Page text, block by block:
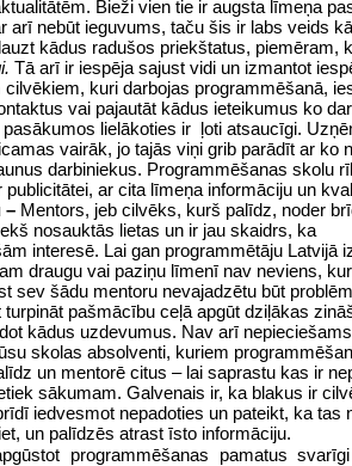
Bieži vien tie ir augsta līmeņa
arī nebūt ieguvums, taču šis ir labs veids
kādus radušos priekštatus, piemēram,
Tā arī ir iespēja sajust vidi un izmantot
cilvēkiem, kuri darbojas programmēšanā,
vai pajautāt kādus ieteikumus ko
lielākoties ir ļoti atsaucīgi.
vairāk, jo tajās viņi grib parādīt ar ko
darbiniekus. Programmēšanas skolu
ar cita līmeņa informāciju un
– Mentors, jeb cilvēks, kurš palīdz, noder
nosauktās lietas un ir jau skaidrs, ka
interesē. Lai gan programmētāju Latvijā
draugu vai paziņu līmenī nav neviens,
sev šādu mentoru nevajadzētu būt
pašmācību ceļā apgūt dziļākas
kādus uzdevumus. Nav arī
skolas absolventi, kuriem
un mentorē citus – lai saprastu kas ir
sākumam. Galvenais ir, ka blakus ir
iedvesmot nepadoties un pateikt, ka tas
un palīdzēs atrast īsto informāciju.
programmēšanas pamatus